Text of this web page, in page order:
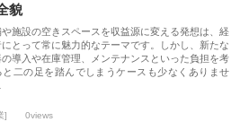
貌
や施設の空きスペースを収益源に変える発想は、経
にとって常に魅力的なテーマです。しかし、新たな
の導入や在庫管理、メンテナンスといった負担を考
と二の足を踏んでしまうケースも少なくありませ
] 0views